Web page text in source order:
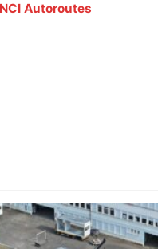
Autoroutes
avec la liste PS
candidat LFI salue "une